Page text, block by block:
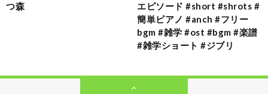
つ森
エピソード #short #shrots #
簡単ピアノ #anch #フリー
bgm #雑学 #ost #bgm #楽譜
#雑学ショート #ジブリ